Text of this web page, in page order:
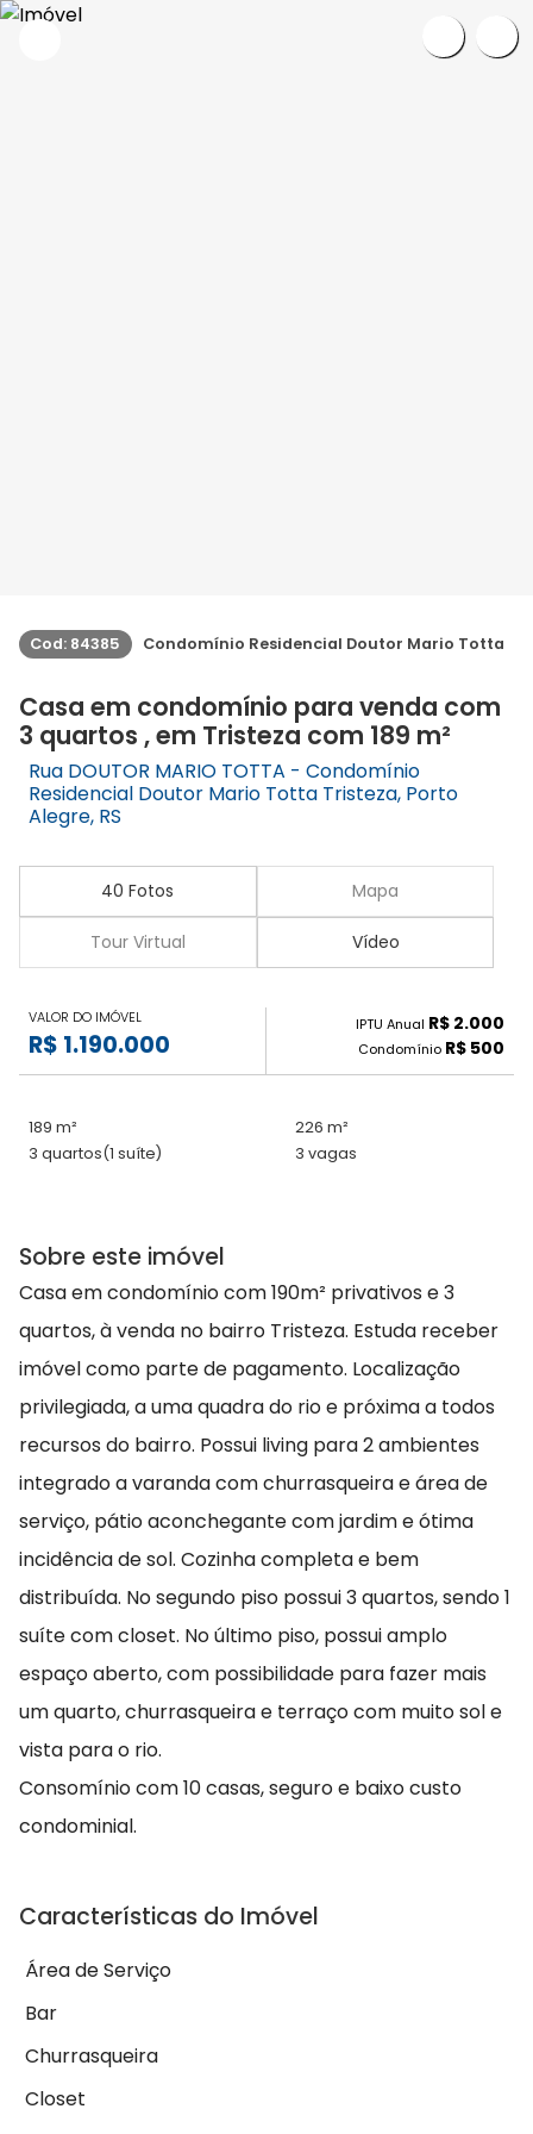
Cod: 84385 Condomínio Residencial Doutor Mario Totta
Casa em condomínio para venda com
3 quartos , em Tristeza com 189 m²
Rua DOUTOR MARIO TOTTA - Condomínio
Residencial Doutor Mario Totta Tristeza, Porto
Alegre, RS
40 Fotos Mapa
Tour Virtual Vídeo
VALOR DO IMÓVEL
R$ 1.190.000
IPTU Anual R$ 2.000
Condomínio R$ 500
189 m²
226 m²
3 quartos(1 suíte) 3 vagas
Sobre este imóvel
Casa em condomínio com 190m² privativos e 3
quartos, à venda no bairro Tristeza. Estuda receber
imóvel como parte de pagamento. Localização
privilegiada, a uma quadra do rio e próxima a todos
recursos do bairro. Possui living para 2 ambientes
integrado a varanda com churrasqueira e área de
serviço, pátio aconchegante com jardim e ótima
incidência de sol. Cozinha completa e bem
distribuída. No segundo piso possui 3 quartos, sendo 1
suíte com closet. No último piso, possui amplo
espaço aberto, com possibilidade para fazer mais
um quarto, churrasqueira e terraço com muito sol e
vista para o rio.
Consomínio com 10 casas, seguro e baixo custo
condominial.
Características do Imóvel
Área de Serviço
Bar
Churrasqueira
Closet